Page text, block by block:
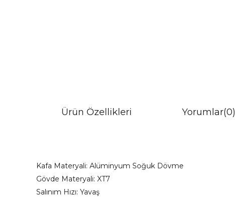
Ürün Özellikleri Yorumlar(0)
Kafa Materyali: Alüminyum Soğuk Dövme
Gövde Materyali: XT7
Salınım Hızı: Yavaş